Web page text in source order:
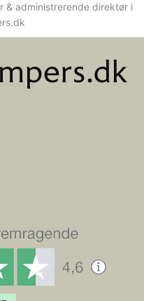
& administrerende direktør i